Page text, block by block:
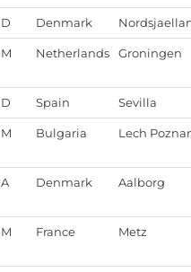
D Denmark
M Netherlands Groningen
D Spain Sevilla
M Bulgaria Lech
A Denmark Aalborg
M France Metz